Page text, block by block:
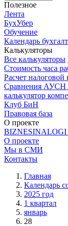
Полезное
Лента
БухУбер
Обучение
Календарь
Калькуляторы
Все калькуляторы
Стоимость часа
Расчет
Сравнения
калькулятор
Клуб БиН
Правовая база
О проекте
BIZNESINALOGI
О проекте
Мы в СМИ
Контакты
Главная
Календарь
2025 год
1 квартал
январь
28